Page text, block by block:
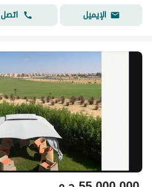
الإيميل
اتصل